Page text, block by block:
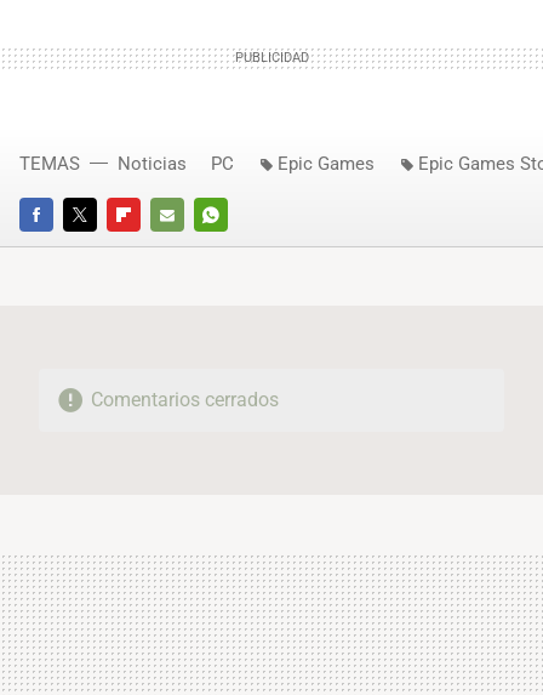
FACEBOOKTWITTERFLIPBOARD
E-
WHATSAPP
TEMAS Noticias PC Epic Games Epic Games
Comentarios cerrados